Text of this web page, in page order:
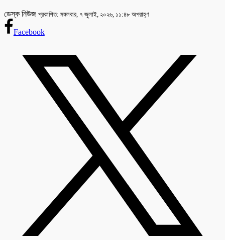
ডেস্ক নিউজ প্রকাশিত: মঙ্গলবার, ৭ জুলাই, ২০২৬, ১১:৪৮ অপরাহ্ণ
Facebook